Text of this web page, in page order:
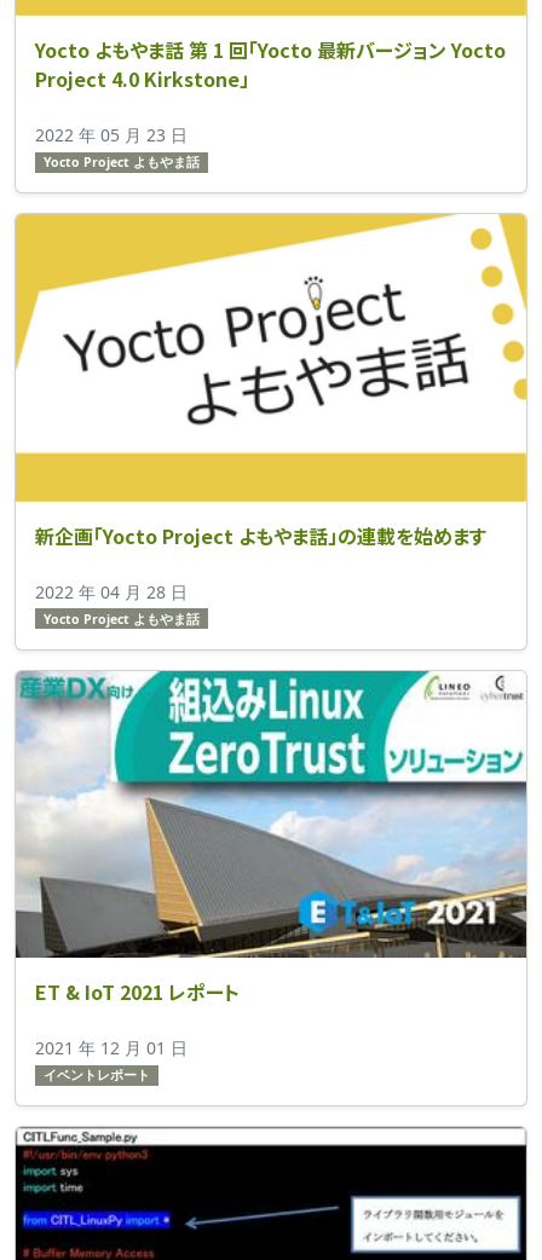
Yocto よもやま話 第 1 回「Yocto 最新バージョン Yocto
Project 4.0 Kirkstone」
2022 年 05 月 23 日
Yocto Project よもやま話
新企画「Yocto Project よもやま話」の連載を始めます
2022 年 04 月 28 日
Yocto Project よもやま話
ET & IoT 2021 レポート
2021 年 12 月 01 日
イベントレポート